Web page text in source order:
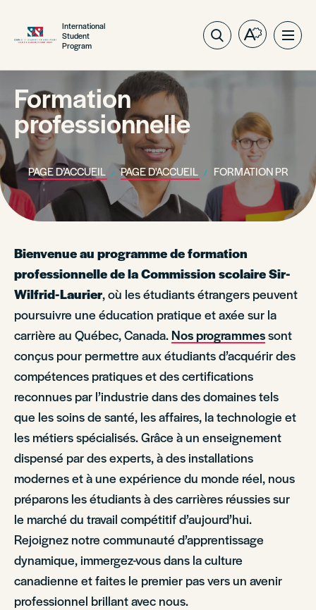
International
Student
Program
Ouvrez
barre
Formation
professionnelle
PAGE D’ACCUEIL PAGE D'ACCUEIL FORMATION
Bienvenue au programme de formation
professionnelle de la Commission scolaire Sir-
Wilfrid-Laurier, où les étudiants étrangers peuvent
poursuivre une éducation pratique et axée sur la
carrière au Québec, Canada. Nos programmessont
conçus pour permettre aux étudiants d’acquérir des
compétences pratiques et des certifications
reconnues par l’industrie dans des domaines tels
que les soins de santé, les affaires, la technologie et
les métiers spécialisés. Grâce à un enseignement
dispensé par des experts, à des installations
modernes et à une expérience du monde réel, nous
préparons les étudiants à des carrières réussies sur
le marché du travail compétitif d’aujourd’hui.
Rejoignez notre communauté d’apprentissage
dynamique, immergez-vous dans la culture
canadienne et faites le premier pas vers un avenir
professionnel brillant avec nous.